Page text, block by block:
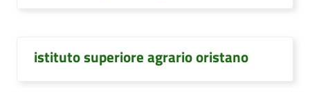
istituto superiore agrario oristano